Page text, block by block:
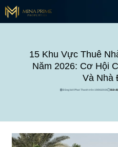
15 Khu Vực Thuê
Năm 2026: Cơ Hội
Và Nhà
Đăng bởi Phat Thanh trên 19/06/2026 Bất